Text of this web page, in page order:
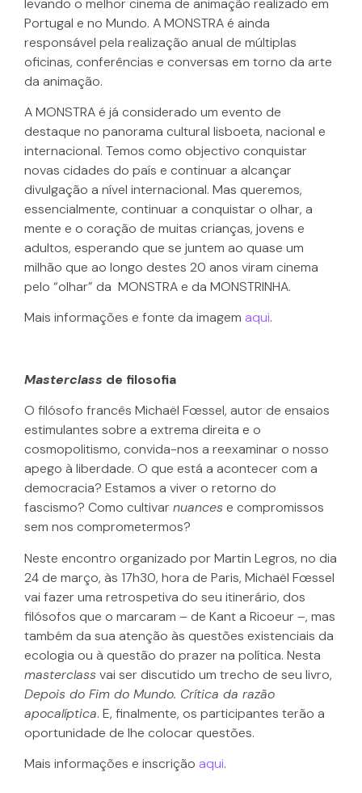
Portugal e no Mundo. A MONSTRA é ainda
responsável pela realização anual de múltiplas
oficinas, conferências e conversas em torno da arte
da animação.
A MONSTRA é já considerado um evento de
destaque no panorama cultural lisboeta, nacional e
internacional. Temos como objectivo conquistar
novas cidades do país e continuar a alcançar
divulgação a nível internacional. Mas queremos,
essencialmente, continuar a conquistar o olhar, a
mente e o coração de muitas crianças, jovens e
adultos, esperando que se juntem ao quase um
milhão que ao longo destes 20 anos viram cinema
pelo “olhar” da MONSTRA e da MONSTRINHA.
Mais informações e fonte da imagem aqui.
Masterclass de filosofia
O filósofo francês Michaël Fœssel, autor de ensaios
estimulantes sobre a extrema direita e o
cosmopolitismo, convida-nos a reexaminar o nosso
apego à liberdade. O que está a acontecer com a
democracia? Estamos a viver o retorno do
fascismo? Como cultivarnuances e compromissos
sem nos comprometermos?
Neste encontro organizado por Martin Legros, no dia
24 de março, às 17h30, hora de Paris, Michaël Fœssel
vai fazer uma retrospetiva do seu itinerário, dos
filósofos que o marcaram – de Kant a Ricoeur –, mas
também da sua atenção às questões existenciais da
ecologia ou à questão do prazer na política. Nesta
masterclass vai ser discutido um trecho de seu livro,
Depois do Fim do Mundo. Crítica da razão
apocalíptica. E, finalmente, os participantes terão a
oportunidade de lhe colocar questões.
Mais informações e inscrição aqui.